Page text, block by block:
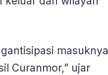
masuknya
Curanmor,” ujar